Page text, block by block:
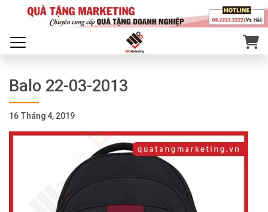
Balo 22-03-2013
16 Tháng 4, 2019